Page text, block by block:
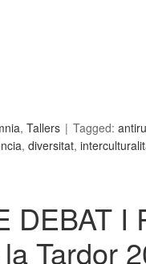
, Tallers Tagged:
, diversitat,
DEBAT I
Tardor